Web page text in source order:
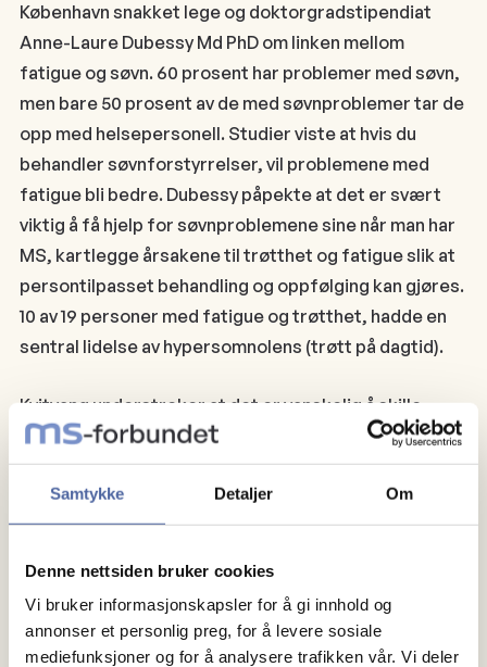
Samtykke Detaljer Om
Denne nettsiden bruker cookies
Vi bruker informasjonskapsler for å gi innhold og
annonser et personlig preg, for å levere sosiale
mediefunksjoner og for å analysere trafikken vår. Vi deler
København snakket lege og doktorgradstipendiat
Anne-Laure Dubessy Md PhD om linken mellom
fatigue og søvn. 60 prosent har problemer med søvn,
men bare 50 prosent av de med søvnproblemer tar de
opp med helsepersonell. Studier viste at hvis du
behandler søvnforstyrrelser, vil problemene med
fatigue bli bedre. Dubessy påpekte at det er svært
viktig å få hjelp for søvnproblemene sine når man har
MS, kartlegge årsakene til trøtthet og fatigue slik at
persontilpasset behandling og oppfølging kan gjøres.
10 av 19 personer med fatigue og trøtthet, hadde en
sentral lidelse av hypersomnolens (trøtt på dagtid).
Kvitvang understreker at det er vanskelig å skille
mellom fatigue og søvnproblemer.
- Søvnutfordringer og fatigue er symptomer som
påvirker hverandre. Du kan ha god søvn og likevel ha
overaktivitet og underaktivitet. Ved underaktivitet er
det lett å tenke at jeg er så sliten at jeg orker ikke å